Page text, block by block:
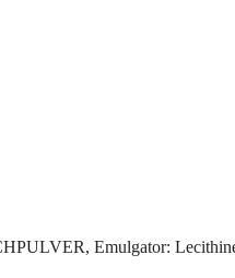
Emulgator: